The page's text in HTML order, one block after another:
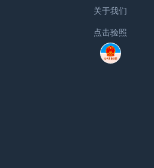
关于我们
点击验照